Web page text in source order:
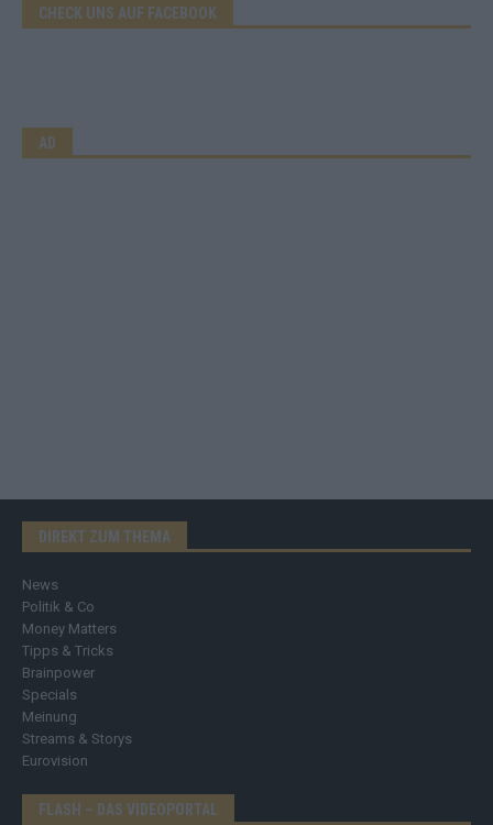
CHECK UNS AUF FACEBOOK
AD
DIREKT ZUM THEMA
News
Politik & Co
Money Matters
Tipps & Tricks
Brainpower
Specials
Meinung
Streams & Storys
Eurovision
FLASH – DAS VIDEOPORTAL